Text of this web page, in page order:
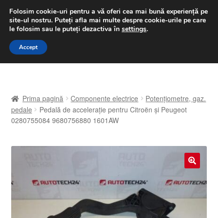
LIVRARE de la 33 lei
luni-vineri 9 a.m. - 4 p.m.031 229 6816
Sari
Sari
A lua legatura
Despre noi
Finalizare comandă
Prima pagină Componente electrice
Potențiometre, gaz.
pedale
Pedală de accelerație pentru Citroën și Peugeot
0280755084 9680756880 1601AW
Folosim cookie-uri pentru a vă oferi cea mai bună experiență pe
site-ul nostru. Puteți afla mai multe despre cookie-urile pe care
le folosim sau le puteți dezactiva în settings.
Accept